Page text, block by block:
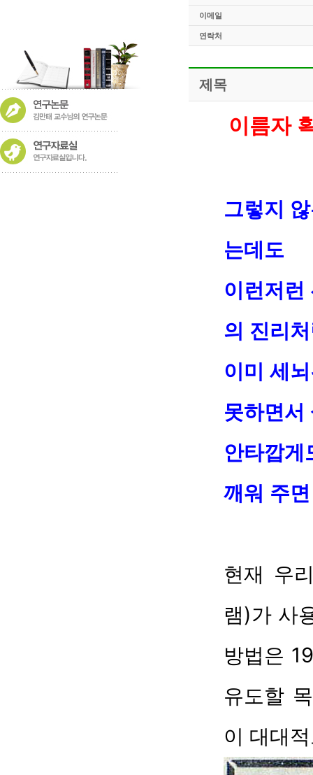
이메일
연락처
제목
이름자
그렇지
는데도
이런저런
의 진리
이미 세
못하면서
안타깝게
깨워 주
현재 우
램)가 사
방법은
유도할
이 대대